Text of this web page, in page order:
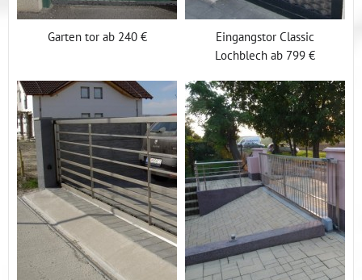
Garten tor ab 240 €
Eingangstor Classic
Lochblech ab 799 €